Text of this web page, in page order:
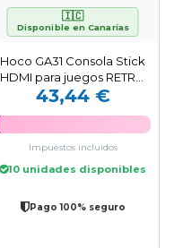
🇮🇨
Disponible en Canarias
Hoco GA31 Consola Stick
HDMI para juegos RETRO
con 2 Mandos
43,44 €
Impuestos incluidos
10 unidades disponibles
Pago 100% seguro